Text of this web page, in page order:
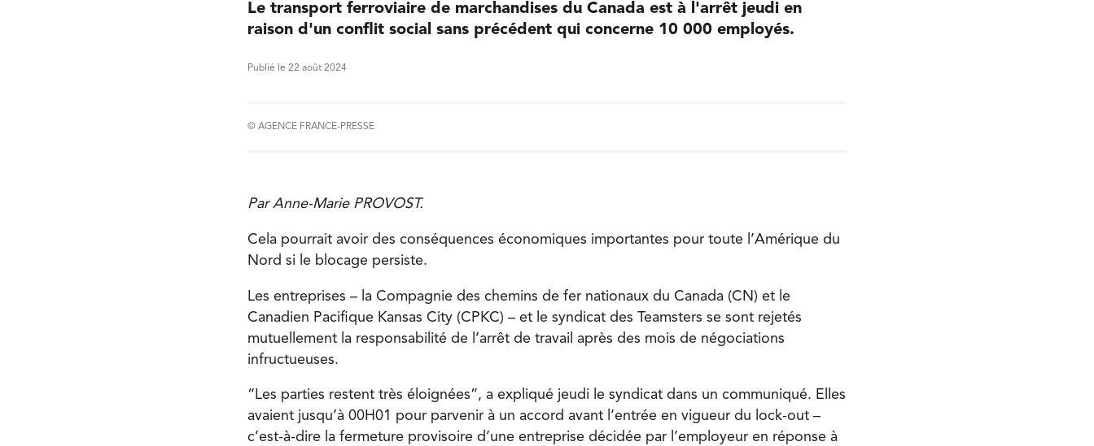
Le transport ferroviaire de marchandises du Canada est à l'arrêt jeudi en
raison d'un conflit social sans précédent qui concerne 10 000 employés.
Publié le 22 août 2024
© AGENCE FRANCE-PRESSE
Par Anne-Marie PROVOST.
Cela pourrait avoir des conséquences économiques importantes pour toute l’Amérique du
Nord si le blocage persiste.
Les entreprises – la Compagnie des chemins de fer nationaux du Canada (CN) et le
Canadien Pacifique Kansas City (CPKC) – et le syndicat des Teamsters se sont rejetés
mutuellement la responsabilité de l’arrêt de travail après des mois de négociations
infructueuses.
“Les parties restent très éloignées”, a expliqué jeudi le syndicat dans un communiqué. Elles
avaient jusqu’à 00H01 pour parvenir à un accord avant l’entrée en vigueur du lock-out –
c’est-à-dire la fermeture provisoire d’une entreprise décidée par l’employeur en réponse à